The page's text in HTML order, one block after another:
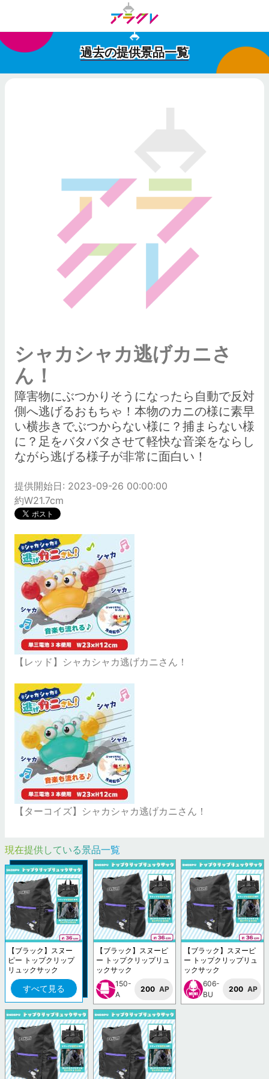
過去の提供景品一覧
シャカシャカ逃げカニさ
ん！
障害物にぶつかりそうになったら自動で反対
側へ逃げるおもちゃ！本物のカニの様に素早
い横歩きでぶつからない様に？捕まらない様
に？足をバタバタさせて軽快な音楽をならし
ながら逃げる様子が非常に面白い！
提供開始日: 2023-09-26 00:00:00
約W21.7cm
【レッド】シャカシャカ逃げカニさん！
【ターコイズ】シャカシャカ逃げカニさん！
現在提供している景品一覧
【ブラック】スヌー
ピー トップクリップ
リュックサック
すべて見る
【ブラック】スヌーピ
ー トップクリップリュ
ックサック
150-
A
200 AP
【ブラック】スヌーピ
ー トップクリップリュ
ックサック
606-
BU
200 AP